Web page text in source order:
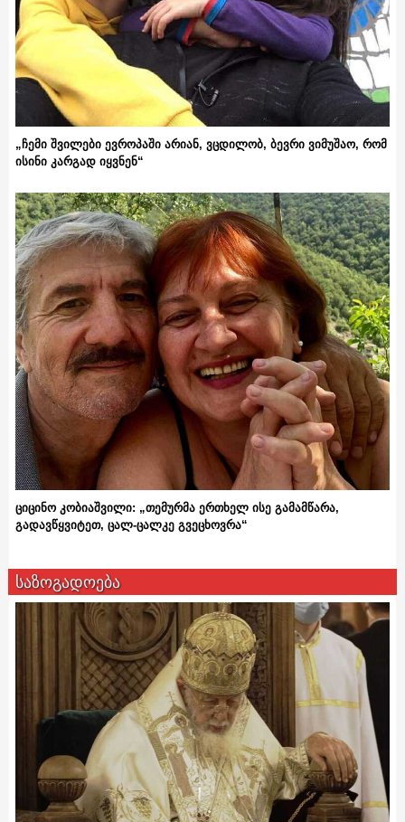
„ჩემი შვილები ევროპაში არიან, ვცდილობ, ბევრი ვიმუშაო, რომ
ისინი კარგად იყვნენ“
ციცინო კობიაშვილი: „თემურმა ერთხელ ისე გამამწარა,
გადავწყვიტეთ, ცალ-ცალკე გვეცხოვრა“
საზოგადოება